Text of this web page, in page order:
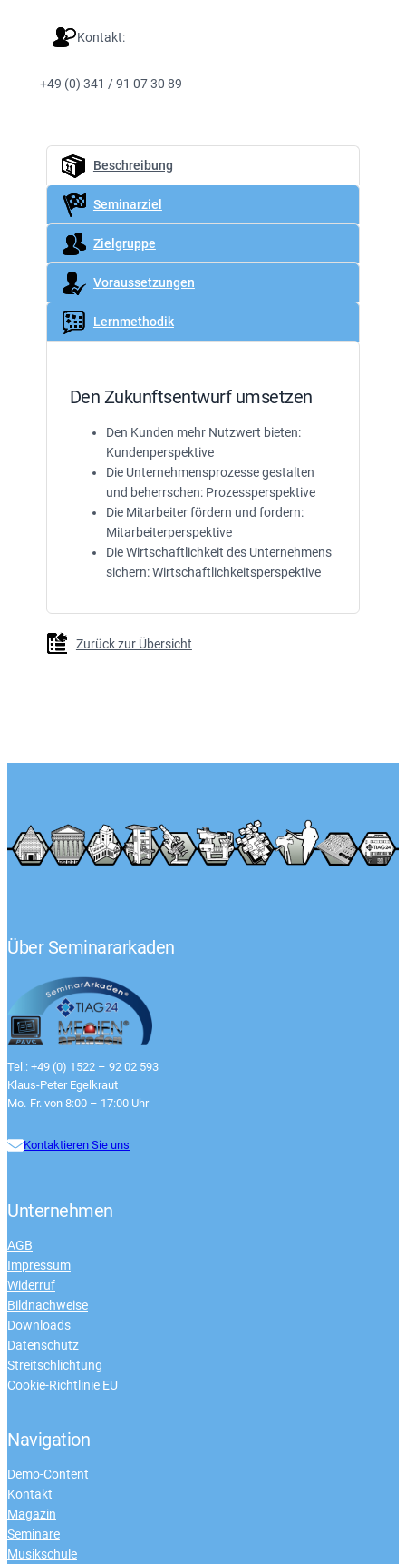
Kontakt:
+49 (0) 341 / 91 07 30 89
Beschreibung
Seminarziel
Zielgruppe
Voraussetzungen
Lernmethodik
Den Zukunftsentwurf umsetzen
Den Kunden mehr Nutzwert bieten:
Kundenperspektive
Die Unternehmensprozesse gestalten
und beherrschen: Prozessperspektive
Die Mitarbeiter fördern und fordern:
Mitarbeiterperspektive
Die Wirtschaftlichkeit des Unternehmens
sichern: Wirtschaftlichkeitsperspektive
Zurück zur Übersicht
Über Seminararkaden
Tel.: +49 (0) 1522 – 92 02 593
Klaus-Peter Egelkraut
Mo.-Fr. von 8:00 – 17:00 Uhr
Kontaktieren Sie uns
Unternehmen
AGB
Impressum
Widerruf
Bildnachweise
Downloads
Datenschutz
Streitschlichtung
Cookie-Richtlinie EU
Navigation
Demo-Content
Kontakt
Magazin
Seminare
Musikschule